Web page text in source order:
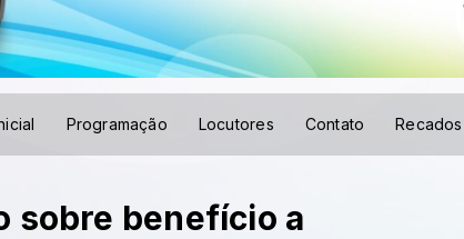
Programação Locutores Contato Recados
sobre benefício a